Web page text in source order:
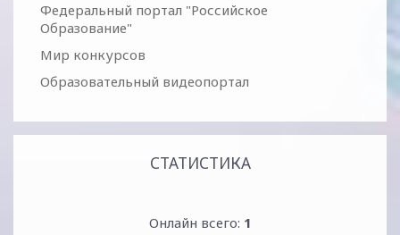
Федеральный портал "Российское
Образование"
Мир конкурсов
Образовательный видеопортал
СТАТИСТИКА
Онлайн всего: 1